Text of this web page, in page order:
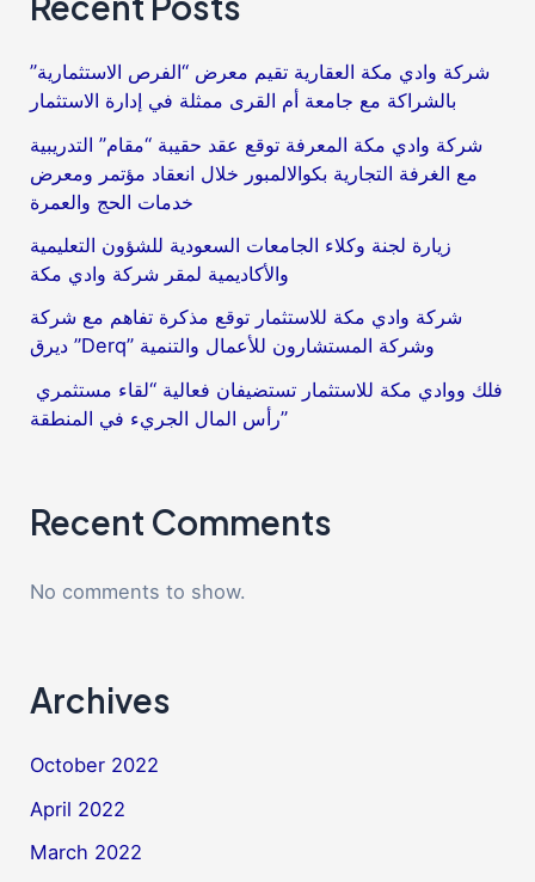
مكة
شركة وادي مكة العقارية تقيم معرض “الفرص الاستثمارية”
بالشراكة مع جامعة أم القرى ممثلة في إدارة الاستثمار
شركة وادي مكة المعرفة توقع عقد حقيبة “مقام” التدريبية
مع الغرفة التجارية بكوالالمبور خلال انعقاد مؤتمر ومعرض
خدمات الحج والعمرة
زيارة لجنة وكلاء الجامعات السعودية للشؤون التعليمية
والأكاديمية لمقر شركة وادي مكة
شركة وادي مكة للاستثمار توقع مذكرة تفاهم مع شركة
ديرق ”Derq” وشركة المستشارون للأعمال والتنمية
رأس المال الجريء في المنطقة”
Recent Comments
No comments to show.
Archives
October 2022
April 2022
March 2022